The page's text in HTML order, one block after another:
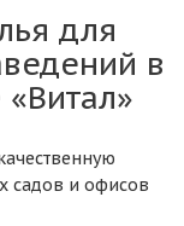
для
в
садов и офисов